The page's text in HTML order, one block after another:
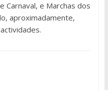
Carnaval, e Marchas dos
aproximadamente,